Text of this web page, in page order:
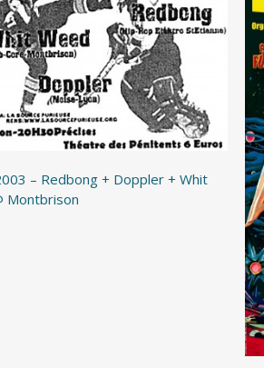
– Redbong + Doppler + Whit
Montbrison